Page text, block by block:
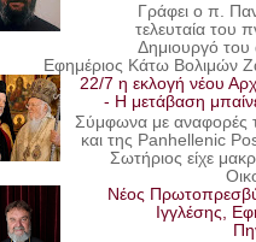
Γράφει ο π.
τελευταία του
Δημιουργό του
Εφημέριος Κάτω Βολιμών
22/7 η εκλογή νέου
- Η μετάβαση
Σύμφωνα με αναφορές
και της Panhellenic
Σωτήριος είχε
Νέος
Ιγγλέσης,